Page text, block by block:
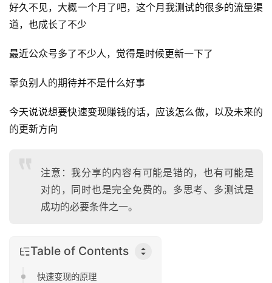
好久不见，大概一个月了吧，这个月我测试的很多的流量渠
道，也成长了不少
最近公众号多了不少人，觉得是时候更新一下了
辜负别人的期待并不是什么好事
今天说说想要快速变现赚钱的话，应该怎么做，以及未来的
的更新方向
注意：我分享的内容有可能是错的，也有可能是
对的，同时也是完全免费的。多思考、多测试是
成功的必要条件之一。
Table of Contents
快速变现的原理